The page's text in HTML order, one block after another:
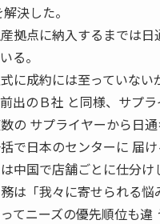
決した。
拠点に納入するまでは
る。
に成約には至っていない
出のＢ社 と同様、サプラ
の サプライヤーから日
で日本のセンターに 届け
中国で店舗ごとに仕分け
は「我々に寄せられる悩
てニーズの優先順位も違